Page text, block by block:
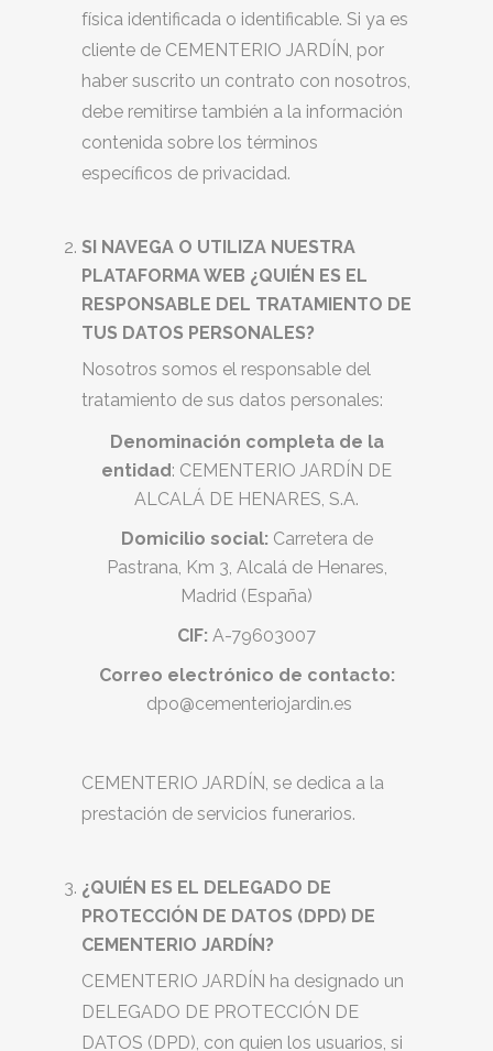
física identificada o identificable. Si ya es
cliente de CEMENTERIO JARDÍN, por
haber suscrito un contrato con nosotros,
debe remitirse también a la información
contenida sobre los términos
específicos de privacidad.
SI NAVEGA O UTILIZA NUESTRA
PLATAFORMA WEB ¿QUIÉN ES EL
RESPONSABLE DEL TRATAMIENTO DE
TUS DATOS PERSONALES?
Nosotros somos el responsable del
tratamiento de sus datos personales:
Denominación completa de la
entidad: CEMENTERIO JARDÍN DE
ALCALÁ DE HENARES, S.A.
Domicilio social: Carretera de
Pastrana, Km 3, Alcalá de Henares,
Madrid (España)
CIF: A-79603007
Correo electrónico de contacto:
dpo@cementeriojardin.es
CEMENTERIO JARDÍN, se dedica a la
prestación de servicios funerarios.
¿QUIÉN ES EL DELEGADO DE
PROTECCIÓN DE DATOS (DPD) DE
CEMENTERIO JARDÍN?
CEMENTERIO JARDÍN ha designado un
DELEGADO DE PROTECCIÓN DE
DATOS (DPD), con quien los usuarios, si